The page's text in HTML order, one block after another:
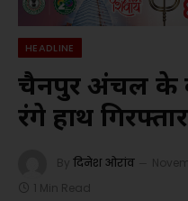
HEADLINE
चैनपुर अंचल के
रंगे हाथ गिरफ्तार
By दिनेश ओरांव
1 Min Read